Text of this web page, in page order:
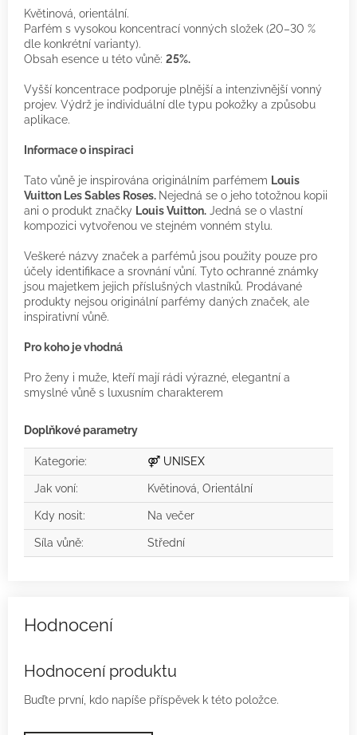
Květinová, orientální.
Parfém s vysokou koncentrací vonných složek (20–30 %
dle konkrétní varianty).
Obsah esence u této vůně: 25%.
Vyšší koncentrace podporuje plnější a intenzivnější vonný
projev. Výdrž je individuální dle typu pokožky a způsobu
aplikace.
Informace o inspiraci
Tato vůně je inspirována originálním parfémem Louis
Vuitton Les Sables Roses. Nejedná se o jeho totožnou kopii
ani o produkt značky Louis Vuitton. Jedná se o vlastní
kompozici vytvořenou ve stejném vonném stylu.
Veškeré názvy značek a parfémů jsou použity pouze pro
účely identifikace a srovnání vůní. Tyto ochranné známky
jsou majetkem jejich příslušných vlastníků. Prodávané
produkty nejsou originální parfémy daných značek, ale
inspirativní vůně.
Pro koho je vhodná
Pro ženy i muže, kteří mají rádi výrazné, elegantní a
smyslné vůně s luxusním charakterem
Doplňkové parametry
Kategorie: ⚤ UNISEX
Jak voní: Květinová, Orientální
Kdy nosit: Na večer
Síla vůně: Střední
Hodnocení produktu
Buďte první, kdo napíše příspěvek k této položce.